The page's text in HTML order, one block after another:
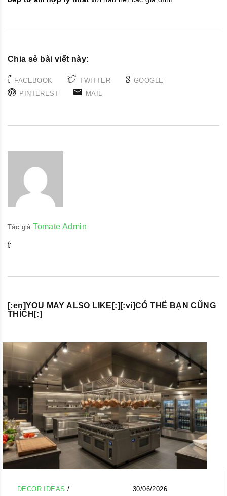
Chia sẻ bài viết này:
FACEBOOK TWITTER
GOOGLE
PINTEREST
MAIL
Tác giả:Tomate Admin
[:en]YOU MAY ALSO LIKE[:][:vi]CÓ THỂ BẠN CŨNG
THÍCH[:]
DECOR IDEAS / 30/06/2026